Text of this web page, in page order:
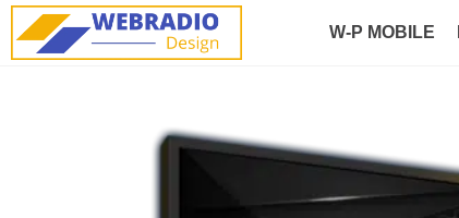
W-P MOBILE